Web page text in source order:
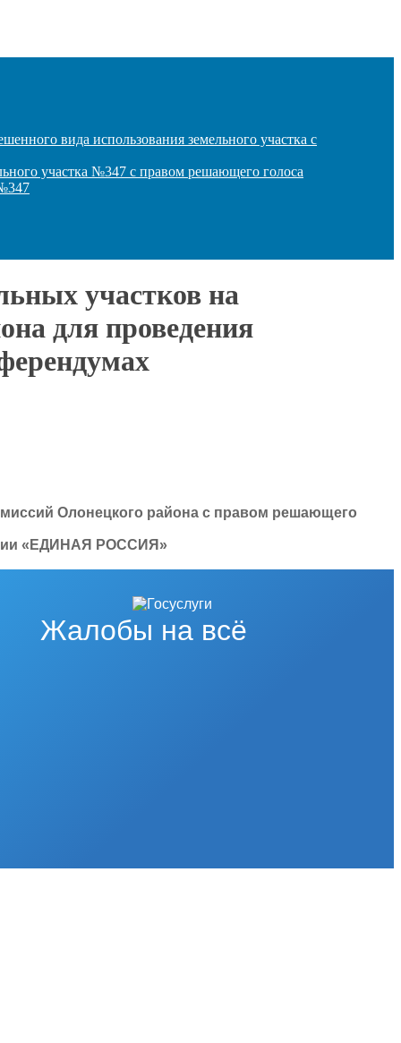
вида использования земельного участка с
участка №347 с правом решающего голоса
участков на
для проведения
Олонецкого района с правом решающего
«ЕДИНАЯ РОССИЯ»
Жалобы на всё